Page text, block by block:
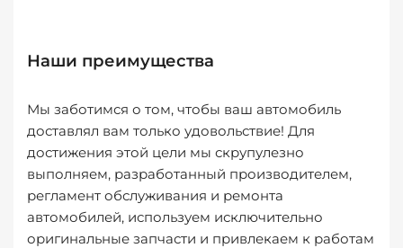
Наши преимущества
Мы заботимся о том, чтобы ваш автомобиль
доставлял вам только удовольствие! Для
достижения этой цели мы скрупулезно
выполняем, разработанный производителем,
регламент обслуживания и ремонта
автомобилей, используем исключительно
оригинальные запчасти и привлекаем к работам